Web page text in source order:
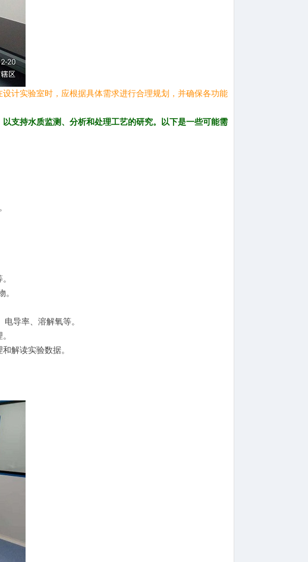
计实验室时，应根据具体需求进行合理规划，并确保各功能
支持水质监测、分析和处理工艺的研究。以下是一些可能需
。
导率、溶解氧等。
解读实验数据。